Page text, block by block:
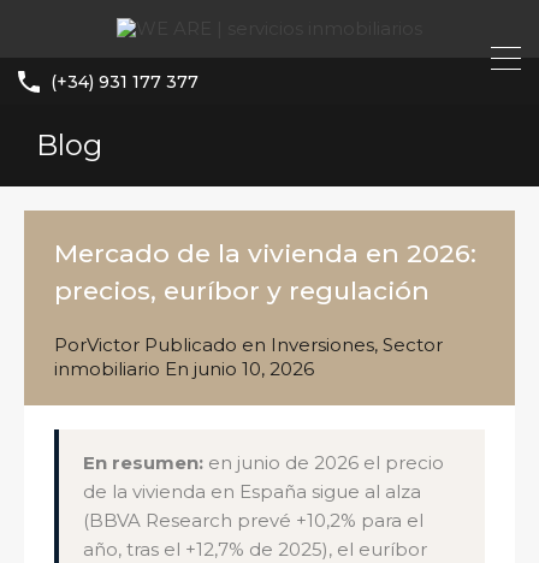
(+34) 931 177 377
Blog
Mercado de la vivienda en 2026:
precios, euríbor y regulación
PorVictor Publicado en Inversiones, Sector
inmobiliario En junio 10, 2026
En resumen: en junio de 2026 el precio
de la vivienda en España sigue al alza
(BBVA Research prevé +10,2% para el
año, tras el +12,7% de 2025), el euríbor